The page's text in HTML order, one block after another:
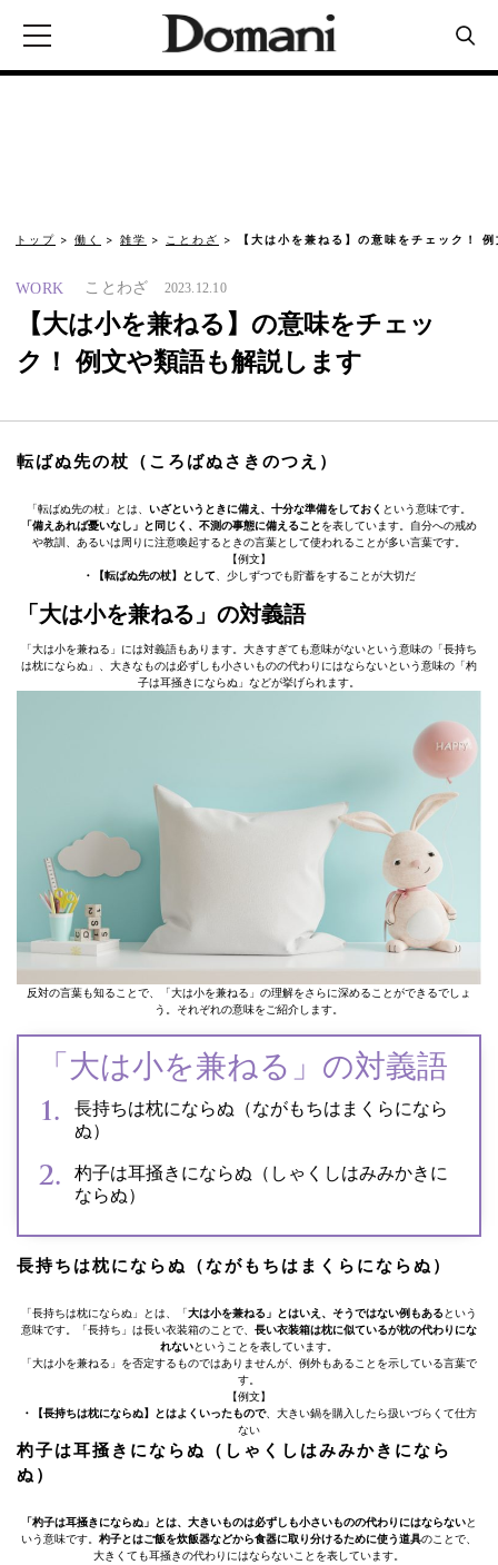
トップ 働く 雑学 ことわざ 【大は小を兼ねる】の意味をチェック！
WORK ことわざ 2023.12.10
【大は小を兼ねる】の意味をチェッ
ク！ 例文や類語も解説します
転ばぬ先の杖（ころばぬさきのつえ）
「転ばぬ先の杖」とは、 いざというときに備え、十分な準備をしておく という意味です。
「備えあれば憂いなし」と同じく、不測の事態に備えることを表しています。自分への戒め
や教訓、あるいは周りに注意喚起するときの言葉として使われることが多い言葉です。
【例文】
・【転ばぬ先の杖】として 、少しずつでも貯蓄をすることが大切だ
「大は小を兼ねる」の対義語
「大は小を兼ねる」には対義語もあります。大きすぎても意味がないという意味の「長持ち
は枕にならぬ」、大きなものは必ずしも小さいものの代わりにはならないという意味の「杓
子は耳掻きにならぬ」などが挙げられます。
反対の言葉も知ることで、「大は小を兼ねる」の理解をさらに深めることができるでしょ
う。それぞれの意味をご紹介します。
「大は小を兼ねる」の対義語
長持ちは枕にならぬ（ながもちはまくらになら
ぬ）
杓子は耳掻きにならぬ（しゃくしはみみかきに
ならぬ）
長持ちは枕にならぬ（ながもちはまくらにならぬ）
「長持ちは枕にならぬ」とは、「大は小を兼ねる」とはいえ、そうではない例もある という
意味です。「長持ち」は長い衣装箱のことで、 長い衣装箱は枕に似ているが枕の代わりにな
れないということを表しています。
「大は小を兼ねる」を否定するものではありませんが、例外もあることを示している言葉で
す。
【例文】
・【長持ちは枕にならぬ】とはよくいったもので、大きい鍋を購入したら扱いづらくて仕方
ない
杓子は耳掻きにならぬ（しゃくしはみみかきになら
ぬ）
「杓子は耳掻きにならぬ」とは、大きいものは必ずしも小さいものの代わりにはならないと
いう意味です。 杓子とはご飯を炊飯器などから食器に取り分けるために使う道具のことで、
大きくても耳掻きの代わりにはならないことを表しています。